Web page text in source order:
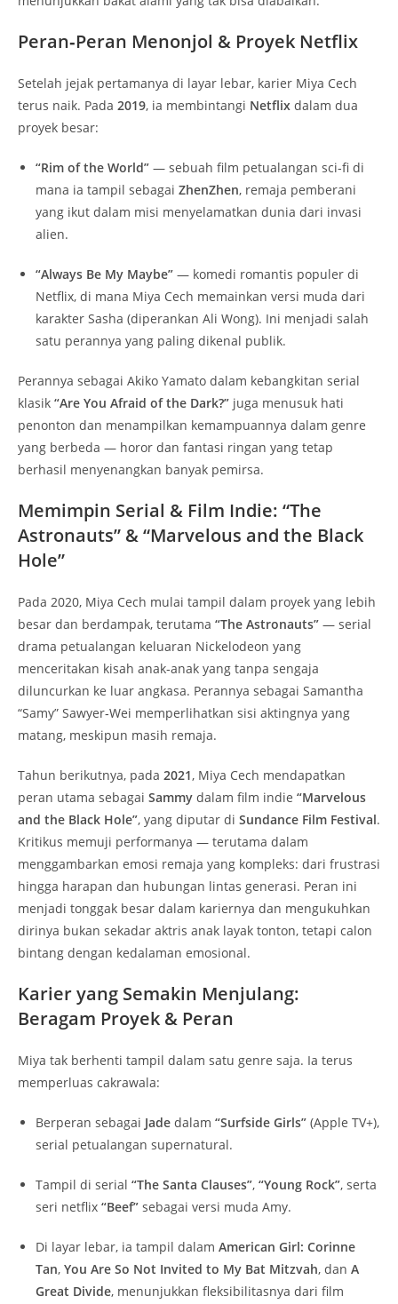
Peran‑Peran Menonjol & Proyek Netflix
Setelah jejak pertamanya di layar lebar, karier Miya Cech
terus naik. Pada 2019, ia membintangi Netflix dalam dua
proyek besar:
“Rim of the World” — sebuah film petualangan sci‑fi di
mana ia tampil sebagai ZhenZhen, remaja pemberani
yang ikut dalam misi menyelamatkan dunia dari invasi
alien.
“Always Be My Maybe” — komedi romantis populer di
Netflix, di mana Miya Cech memainkan versi muda dari
karakter Sasha (diperankan Ali Wong). Ini menjadi salah
satu perannya yang paling dikenal publik.
Perannya sebagai Akiko Yamato dalam kebangkitan serial
klasik “Are You Afraid of the Dark?” juga menusuk hati
penonton dan menampilkan kemampuannya dalam genre
yang berbeda — horor dan fantasi ringan yang tetap
berhasil menyenangkan banyak pemirsa.
Memimpin Serial & Film Indie: “The
Astronauts” & “Marvelous and the Black
Hole”
Pada 2020, Miya Cech mulai tampil dalam proyek yang lebih
besar dan berdampak, terutama “The Astronauts” — serial
drama petualangan keluaran Nickelodeon yang
menceritakan kisah anak‑anak yang tanpa sengaja
diluncurkan ke luar angkasa. Perannya sebagai Samantha
“Samy” Sawyer‑Wei memperlihatkan sisi aktingnya yang
matang, meskipun masih remaja.
Tahun berikutnya, pada 2021, Miya Cech mendapatkan
peran utama sebagai Sammy dalam film indie “Marvelous
and the Black Hole”, yang diputar di Sundance Film Festival.
Kritikus memuji performanya — terutama dalam
menggambarkan emosi remaja yang kompleks: dari frustrasi
hingga harapan dan hubungan lintas generasi. Peran ini
menjadi tonggak besar dalam kariernya dan mengukuhkan
dirinya bukan sekadar aktris anak layak tonton, tetapi calon
bintang dengan kedalaman emosional.
Karier yang Semakin Menjulang:
Beragam Proyek & Peran
Miya tak berhenti tampil dalam satu genre saja. Ia terus
memperluas cakrawala:
Berperan sebagai Jade dalam “Surfside Girls” (Apple TV+),
serial petualangan supernatural.
Tampil di serial “The Santa Clauses”, “Young Rock”, serta
seri netflix “Beef” sebagai versi muda Amy.
Di layar lebar, ia tampil dalam American Girl: Corinne
Tan, You Are So Not Invited to My Bat Mitzvah, dan A
Great Divide, menunjukkan fleksibilitasnya dari film